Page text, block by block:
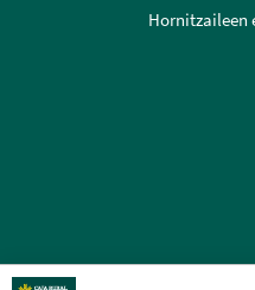
Hornitzaileen